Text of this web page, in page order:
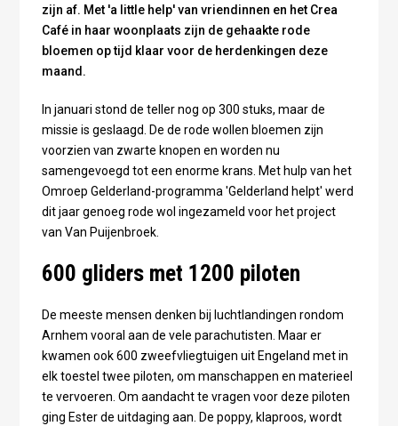
zijn af. Met 'a little help' van vriendinnen en het Crea
Café in haar woonplaats zijn de gehaakte rode
bloemen op tijd klaar voor de herdenkingen deze
maand.
In januari stond de teller nog op 300 stuks, maar de
missie is geslaagd. De de rode wollen bloemen zijn
voorzien van zwarte knopen en worden nu
samengevoegd tot een enorme krans. Met hulp van het
Omroep Gelderland-programma 'Gelderland helpt' werd
dit jaar genoeg rode wol ingezameld voor het project
van Van Puijenbroek.
600 gliders met 1200 piloten
De meeste mensen denken bij luchtlandingen rondom
Arnhem vooral aan de vele parachutisten. Maar er
kwamen ook 600 zweefvliegtuigen uit Engeland met in
elk toestel twee piloten, om manschappen en materieel
te vervoeren. Om aandacht te vragen voor deze piloten
ging Ester de uitdaging aan. De poppy, klaproos, wordt